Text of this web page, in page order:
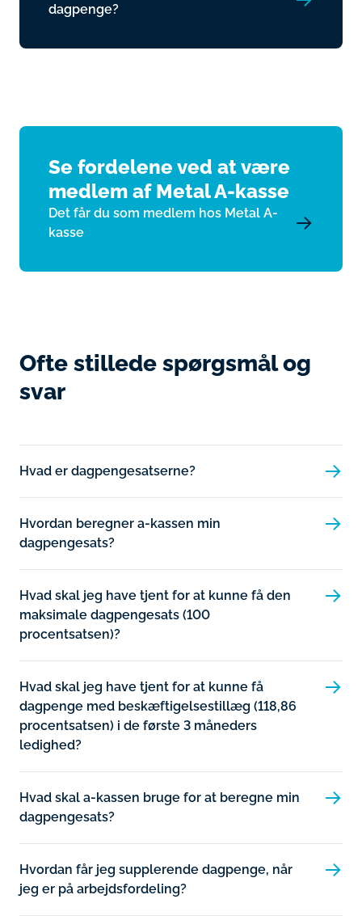
dagpenge?
Se fordelene ved at være
medlem af Metal A-kasse
Det får du som medlem hos Metal A-
kasse
Ofte stillede spørgsmål og
svar
Hvad er dagpengesatserne?
Hvordan beregner a-kassen min
dagpengesats?
Hvad skal jeg have tjent for at kunne få den
maksimale dagpengesats (100
procentsatsen)?
Hvad skal jeg have tjent for at kunne få
dagpenge med beskæftigelsestillæg (118,86
procentsatsen) i de første 3 måneders
ledighed?
Hvad skal a-kassen bruge for at beregne min
dagpengesats?
Hvordan får jeg supplerende dagpenge, når
jeg er på arbejdsfordeling?